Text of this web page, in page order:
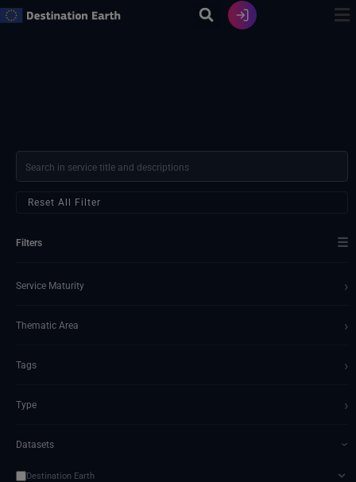
Zum
Reset All Filter
Filters ☰
Service Maturity ›
Thematic Area ›
Tags ›
Type ›
Datasets ›
Destination Earth